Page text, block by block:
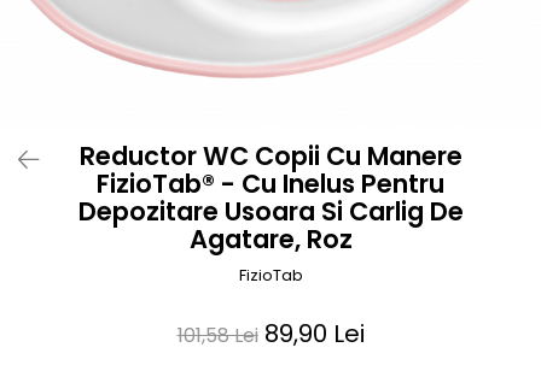
Husa protectie scaun auto
Suporti uscare biberoane
Bile baie copii
Vesela copii
Lampi de veghe
Reductor WC Copii Cu Manere
FizioTab® - Cu Inelus Pentru
Depozitare Usoara Si Carlig De
Agatare, Roz
FizioTab
101,58 Lei 89,90 Lei